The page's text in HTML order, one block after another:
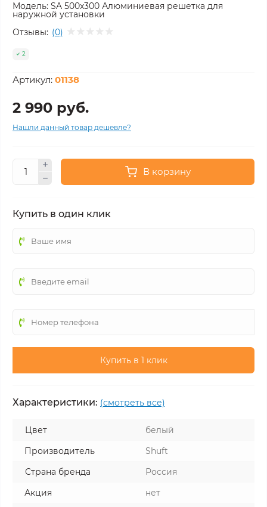
Модель: SA 500x300 Алюминиевая решетка для
наружной установки
Отзывы: (0)
2
Артикул: 01138
2 990 руб.
Нашли данный товар дешевле?
В корзину
Купить в один клик
Купить в 1 клик
Характеристики: (смотреть все)
Цвет
белый
Производитель
Shuft
Страна бренда
Россия
Акция
нет